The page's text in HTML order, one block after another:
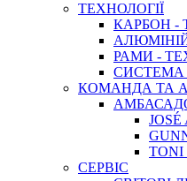
ТЕХНОЛОГІЇ
КАРБОН -
РАМИ -
СИСТЕМА
КОМАНДА ТА
TONI
СЕРВІС